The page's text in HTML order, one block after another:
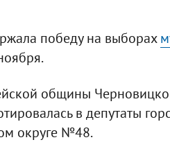
победу на выборах
общины
в депутаты
округе №48.